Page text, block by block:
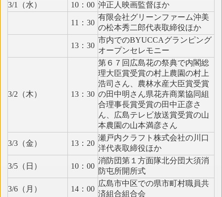
3/1（水）
10：00 沖正人映画監督ほか
11：30
有限会社グリーンファーム沖美
の松本秀二郎代表取締役ほか
13：30
市内でのBYUCCAグランピング
オープンセレモニー
3/2（木） 13：30
第６７回広島花の祭典で内閣総
理大臣賞受賞の村上農園の村上
浩司さん、農林水産大臣賞受賞
の田中明さん県花卉商業協同組
合理事長賞受賞の田中正彦さ
ん、広島テレビ放送賞受賞の山
本農園の山本満彦さん
3/3（金） 13：20
瀬戸内クラフト株式会社の川口
洋代表取締役ほか
3/5（日） 10：00
消防団第１方面隊北分団大須消
防屯所開所式
3/6（月） 14：00
広島市中区での県市町村職員共
済組合組合会